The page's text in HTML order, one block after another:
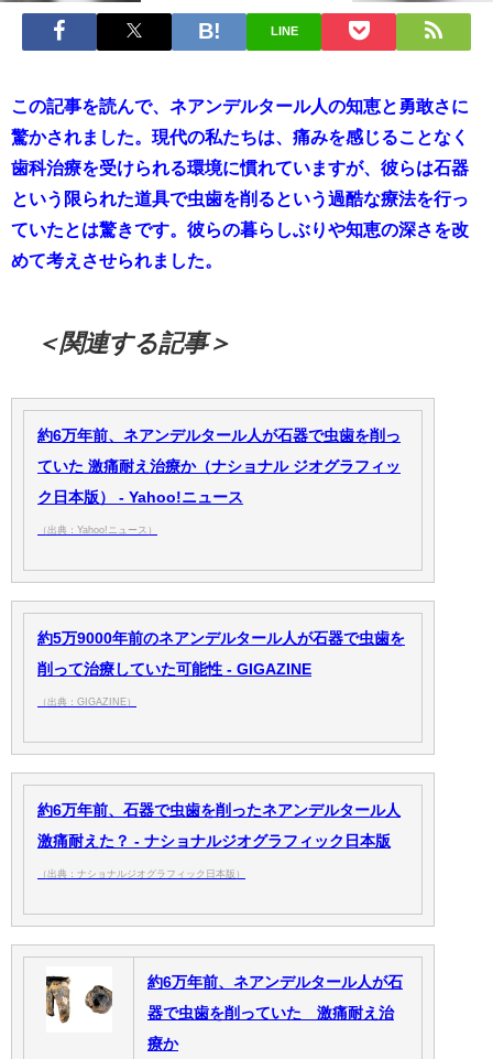
LINE
この記事を読んで、ネアンデルタール人の知恵と勇敢さに
驚かされました。現代の私たちは、痛みを感じることなく
歯科治療を受けられる環境に慣れていますが、彼らは石器
という限られた道具で虫歯を削るという過酷な療法を行っ
ていたとは驚きです。彼らの暮らしぶりや知恵の深さを改
めて考えさせられました。
＜関連する記事＞
約6万年前、ネアンデルタール人が石器で虫歯を削っ
ていた 激痛耐え治療か（ナショナル ジオグラフィッ
ク日本版） - Yahoo!ニュース
（出典：Yahoo!ニュース）
約5万9000年前のネアンデルタール人が石器で虫歯を
削って治療していた可能性 - GIGAZINE
（出典：GIGAZINE）
約6万年前、石器で虫歯を削ったネアンデルタール人
激痛耐えた？ - ナショナルジオグラフィック日本版
（出典：ナショナルジオグラフィック日本版）
約6万年前、ネアンデルタール人が石
器で虫歯を削っていた 激痛耐え治
療か